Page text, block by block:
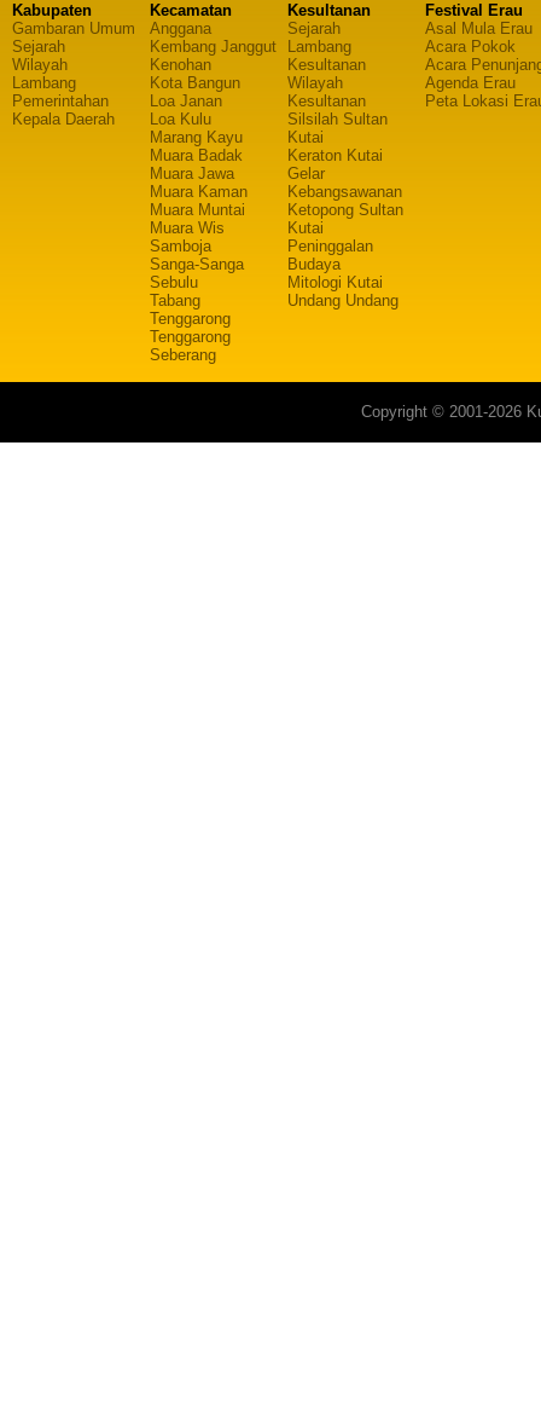
Kabupaten
Gambaran Umum
Sejarah
Wilayah
Lambang
Pemerintahan
Kepala Daerah
Kecamatan
Anggana
Kembang Janggut
Kenohan
Kota Bangun
Loa Janan
Loa Kulu
Marang Kayu
Muara Badak
Muara Jawa
Muara Kaman
Muara Muntai
Muara Wis
Samboja
Sanga-Sanga
Sebulu
Tabang
Tenggarong
Tenggarong
Seberang
Kesultanan
Sejarah
Lambang
Kesultanan
Wilayah
Kesultanan
Silsilah Sultan
Kutai
Keraton Kutai
Gelar
Kebangsawanan
Ketopong Sultan
Kutai
Peninggalan
Budaya
Mitologi Kutai
Undang Undang
Festival Erau
Asal Mula Erau
Acara Pokok
Acara
Agenda Erau
Peta Lokasi
Copyright © 2001-2026